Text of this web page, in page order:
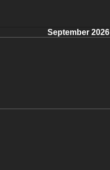
September 2026